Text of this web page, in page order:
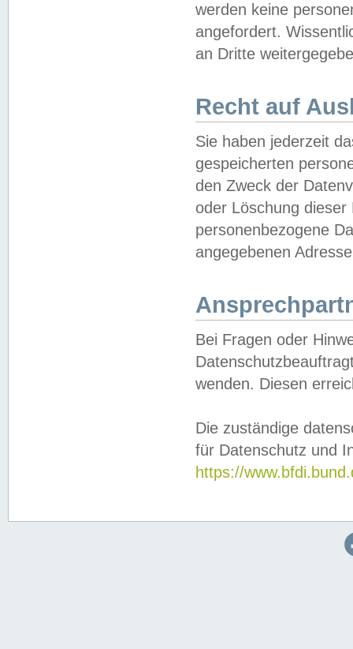
werden keine
angefordert.
an Dritte
Recht auf
Sie haben jederzeit
gespeicherten
den Zweck der
oder Löschung
personenbezogene
angegebenen
Bei Fragen oder
wenden. Diesen
Die zuständige
für Datenschutz und
https://